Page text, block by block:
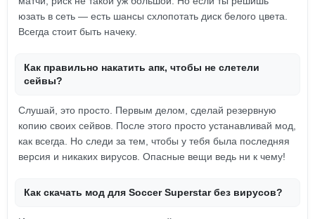
юзать в сеть — есть шансы схлопотать диск белого цвета.
Всегда стоит быть начеку.
Как правильно накатить апк, чтобы не слетели
сейвы?
Слушай, это просто. Первым делом, сделай резервную
копию своих сейвов. После этого просто устанавливай мод,
как всегда. Но следи за тем, чтобы у тебя была последняя
версия и никаких вирусов. Опасные вещи ведь ни к чему!
Как скачать мод для Soccer Superstar без вирусов?